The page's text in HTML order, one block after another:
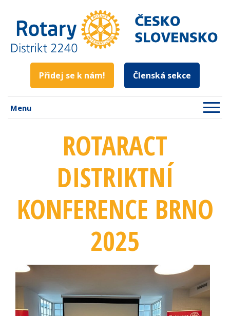
Přidej se k nám! Členská sekce
Menu
ROTARACT
DISTRIKTNÍ
KONFERENCE BRNO
2025